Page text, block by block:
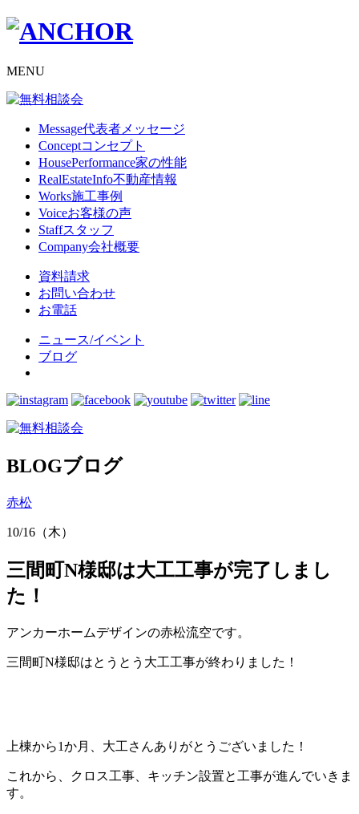
MENU
Message代表者メッセージ
Conceptコンセプト
HousePerformance家の性能
RealEstateInfo不動産情報
Works施工事例
Voiceお客様の声
Staffスタッフ
Company会社概要
資料請求
お問い合わせ
お電話
ニュース/イベント
ブログ
BLOGブログ
赤松
10/16（木）
三間町N様邸は大工工事が完了しまし
た！
アンカーホームデザインの赤松流空です。
三間町N様邸はとうとう大工工事が終わりました！
上棟から1か月、大工さんありがとうございました！
これから、クロス工事、キッチン設置と工事が進んでいきま
す。